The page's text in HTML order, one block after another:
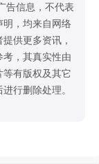
告信息，不代表
明，均来自网络
供更多资讯，
，其真实性由
有版权及其它
行删除处理。